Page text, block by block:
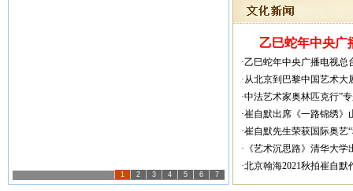
1 2 3 4 5 6 7
乙巳蛇年中央广
·乙巳蛇年中央广播电视总
·从北京到巴黎中国艺术
·中法艺术家奥林匹克行”
·崔自默出席《一路锦绣》
·崔自默先生荣获国际奥艺
·《艺术沉思路》清华大学
·北京翰海2021秋拍崔自默